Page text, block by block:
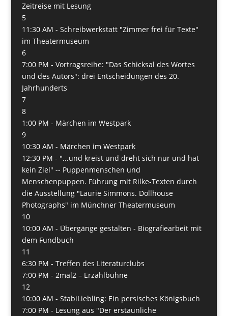
Zeitreise mit Lesung
5
11:30 AM - Schreibwerkstatt "Zimmer frei für Texte"
im Theatermuseum
6
7:00 PM - Vortragsreihe: "Das Schicksal des Wortes
und des Autors": drei Entscheidungen des 20.
Jahrhunderts
7
8
1:00 PM - Märchen im Westpark
9
10:30 AM - Märchen im Westpark
12:30 PM - "...und kreist und dreht sich nur und hat
kein Ziel" -- Puppenmenschen und
Menschenpuppen. Führung mit Rilke-Texten durch
die Ausstellung "Laurie Simmons. Dollhouse
Photographs" im Münchner Theatermuseum
10
10:00 AM - Übergänge gestalten - Biografiearbeit mit
dem Fundbuch
11
6:30 PM - Treffen des Literaturclubs
7:00 PM - 2mal2 – Erzählbühne
12
10:00 AM - StabiLiebling: Ein persisches Königsbuch
7:00 PM - Lesung aus "Der erstaunliche